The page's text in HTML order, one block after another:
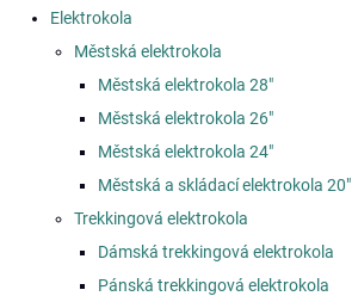
Elektrokola
Městská elektrokola
Městská elektrokola 28"
Městská elektrokola 26"
Městská elektrokola 24"
Městská a skládací elektrokola 20"
Trekkingová elektrokola
Dámská trekkingová elektrokola
Pánská trekkingová elektrokola